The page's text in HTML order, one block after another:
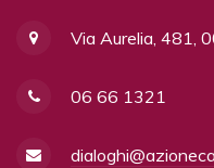
Via Aurelia, 481,
06 66 1321